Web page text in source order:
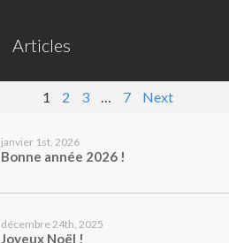
Articles
1 2 3 … 7 Next
janvier 1st, 2026
Bonne année 2026 !
décembre 24th, 2025
Joyeux Noël !